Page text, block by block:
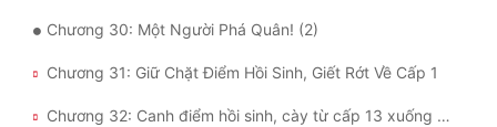
Xây Dựng Thế Lực
Đam Mỹ
Chương 30: Một Người Phá Quân! (2)
Chương 31: Giữ Chặt Điểm Hồi Sinh, Giết Rớt Về Cấp 1
Chương 32: Canh điểm hồi sinh, cày từ cấp 13 xuống cấp 1 (2)